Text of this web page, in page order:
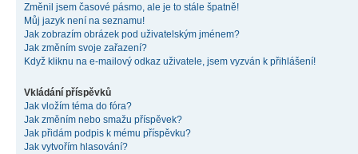
Změnil jsem časové pásmo, ale je to stále špatně!
Můj jazyk není na seznamu!
Jak zobrazím obrázek pod uživatelským jménem?
Jak změním svoje zařazení?
Když kliknu na e-mailový odkaz uživatele, jsem vyzván k přihlášení!
Vkládání příspěvků
Jak vložím téma do fóra?
Jak změním nebo smažu příspěvek?
Jak přidám podpis k mému příspěvku?
Jak vytvořím hlasování?